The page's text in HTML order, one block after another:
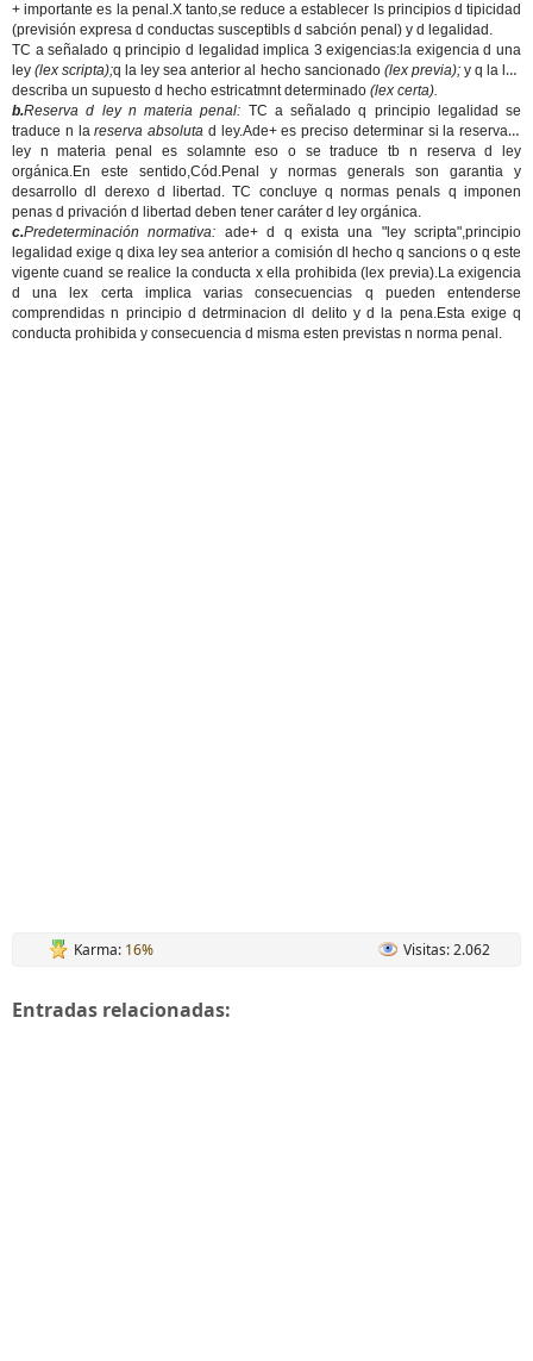
+ importante es la penal.X tanto,se reduce a establecer ls principios d tipicidad
(previsión expresa d conductas susceptibls d sabción penal) y d legalidad.
TC a señalado q principio d legalidad implica 3 exigencias:la exigencia d una
ley(lex scripta);q la ley sea anterior al hecho sancionado (lex previa); y q la ley
describa un supuesto d hecho estricatmnt determinado (lex certa).
b.Reserva d ley n materia penal: TC a señalado q principio legalidad se
traduce n lareserva absoluta d ley.Ade+ es preciso determinar si la reserva d
ley n materia penal es solamnte eso o se traduce tb n reserva d ley
orgánica.En este sentido,Cód.Penal y normas generals son garantia y
desarrollo dl derexo d libertad. TC concluye q normas penals q imponen
penas d privación d libertad deben tener caráter d ley orgánica.
c.Predeterminación normativa: ade+ d q exista una "ley scripta",principio
legalidad exige q dixa ley sea anterior a comisión dl hecho q sancions o q este
vigente cuand se realice la conducta x ella prohibida (lex previa).La exigencia
d una lex certa implica varias consecuencias q pueden entenderse
comprendidas n principio d detrminacion dl delito y d la pena.Esta exige q
conducta prohibida y consecuencia d misma esten previstas n norma penal.
Karma: 16% Visitas: 2.062
Entradas relacionadas: